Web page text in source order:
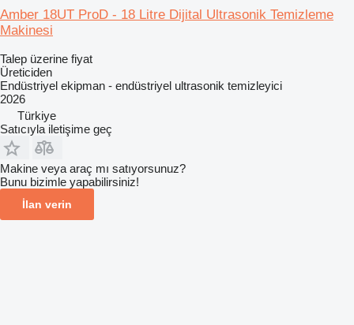
Amber 18UT ProD - 18 Litre Dijital Ultrasonik Temizleme
Makinesi
Talep üzerine fiyat
Üreticiden
Endüstriyel ekipman - endüstriyel ultrasonik temizleyici
2026
Türkiye
Satıcıyla iletişime geç
Makine veya araç mı satıyorsunuz?
Bunu bizimle yapabilirsiniz!
İlan verin